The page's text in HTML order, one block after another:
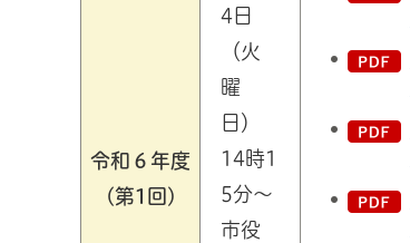
令和６年度
(第1回)
4日
（火
曜
日）
14時1
5分～
市役